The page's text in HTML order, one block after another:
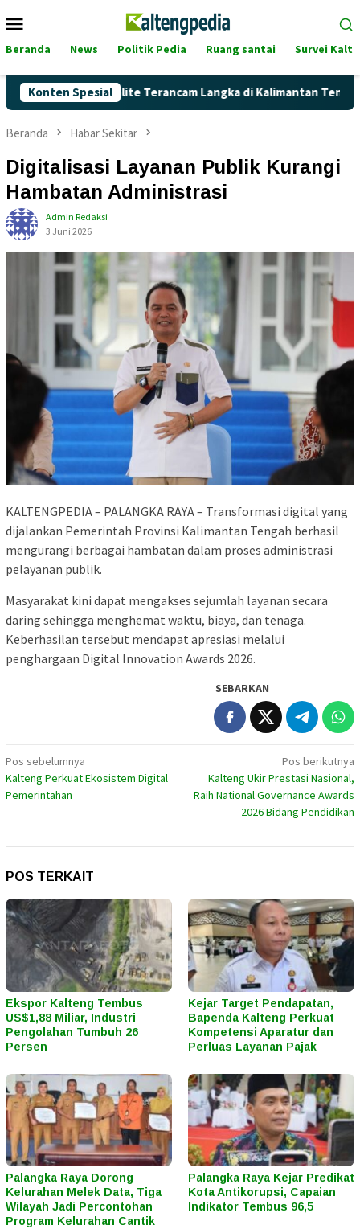
ke
Mobile
Beranda News Politik Pedia Ruang santai Survei
Konten Spesial
Pertalite Terancam Langka di Kalimantan Tengah?
Beranda Habar Sekitar
Digitalisasi Layanan Publik Kurangi
Hambatan Administrasi
Admin Redaksi
3 Juni 2026
KALTENGPEDIA – PALANGKA RAYA – Transformasi digital yang
dijalankan Pemerintah Provinsi Kalimantan Tengah berhasil
mengurangi berbagai hambatan dalam proses administrasi
pelayanan publik.
Masyarakat kini dapat mengakses sejumlah layanan secara
daring sehingga menghemat waktu, biaya, dan tenaga.
Keberhasilan tersebut mendapat apresiasi melalui
penghargaan Digital Innovation Awards 2026.
SEBARKAN
Navigasi
pos
Pos sebelumnya
Kalteng Perkuat Ekosistem Digital
Pemerintahan
Pos berikutnya
Kalteng Ukir Prestasi Nasional,
Raih National Governance Awards
2026 Bidang Pendidikan
POS TERKAIT
Ekspor Kalteng Tembus
US$1,88 Miliar, Industri
Pengolahan Tumbuh 26
Persen
Kejar Target Pendapatan,
Bapenda Kalteng Perkuat
Kompetensi Aparatur dan
Perluas Layanan Pajak
Palangka Raya Dorong
Kelurahan Melek Data, Tiga
Wilayah Jadi Percontohan
Program Kelurahan Cantik
Palangka Raya Kejar Predikat
Kota Antikorupsi, Capaian
Indikator Tembus 96,5